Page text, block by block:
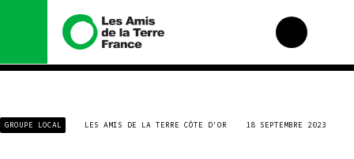
Nous connaître
Histoire
GROUPE LOCAL LES AMIS DE LA TERRE CÔTE D'OR 18 SEPTEMBRE 2023